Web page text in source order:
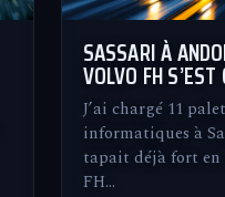
SASSARI À
VOLVO FH S’EST
J’ai chargé 11
informatiques à
tapait déjà fort en
FH…